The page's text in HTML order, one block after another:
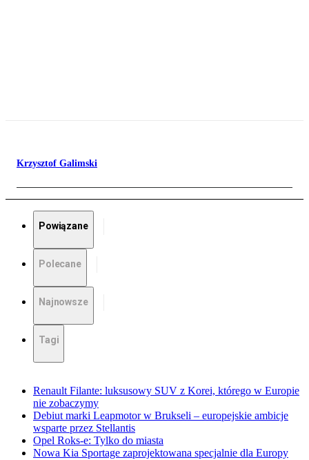
Krzysztof Galimski
Powiązane
Polecane
Najnowsze
Tagi
Renault Filante: luksusowy SUV z Korei, którego w Europie
nie zobaczymy
Debiut marki Leapmotor w Brukseli – europejskie ambicje
wsparte przez Stellantis
Opel Roks-e: Tylko do miasta
Nowa Kia Sportage zaprojektowana specjalnie dla Europy